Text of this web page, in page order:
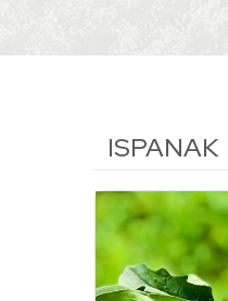
ISPANAK